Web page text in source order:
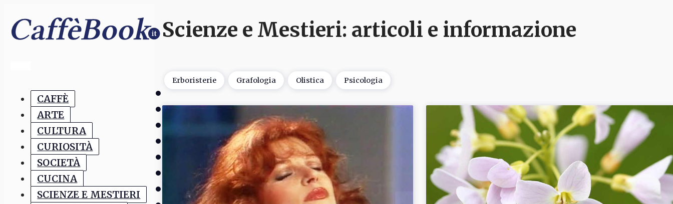
CAFFÈ
ARTE
CULTURA
CURIOSITÀ
SOCIETÀ
CUCINA
SCIENZE E MESTIERI
Scienze e Mestieri: articoli e informazione
Erboristerie Grafologia Olistica Psicologia